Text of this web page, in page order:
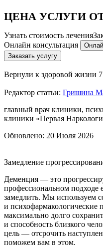
ЦЕНА УСЛУГИ ОТ
Узнать стоимость лечения
Онлайн консультация
Заказать услугу
Вернули к здоровой жизни
Редактор статьи: Гришина
главный врач клиники,
клиники «Первая
Обновлено: 20 Июля 2026
Замедление
Деменция — это
профессиональном подходе
замедлить. Мы используем
и психофармакологические
максимально долго
и способность близкого
цель — отсрочить
поможем вам в этом.